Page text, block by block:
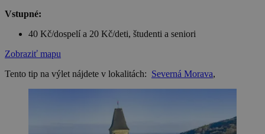
Vstupné:
40 Kč/dospelí a 20 Kč/deti, študenti a seniori
Zobraziť mapu
Tento tip na výlet nájdete v lokalitách: Severná Morava,